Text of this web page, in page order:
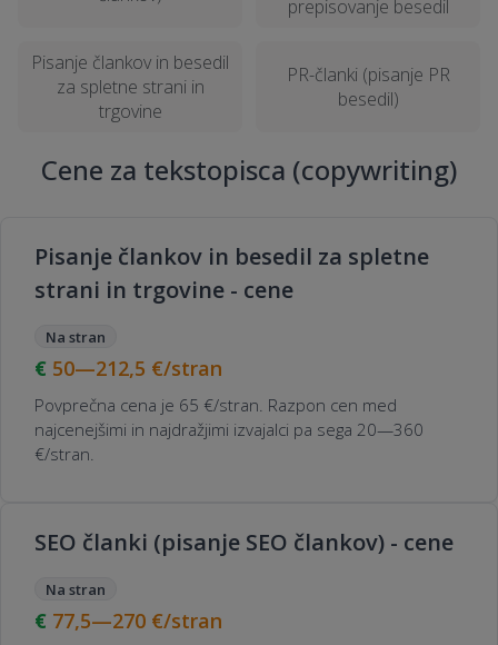
prepisovanje besedil
Pisanje člankov in besedil
za spletne strani in
trgovine
PR-članki (pisanje PR
besedil)
Cene za tekstopisca (copywriting)
Pisanje člankov in besedil za spletne
strani in trgovine - cene
Na stran
50—212,5 €/stran
Povprečna cena je 65 €/stran. Razpon cen med
najcenejšimi in najdražjimi izvajalci pa sega 20—360
€/stran.
SEO članki (pisanje SEO člankov) - cene
Na stran
77,5—270 €/stran